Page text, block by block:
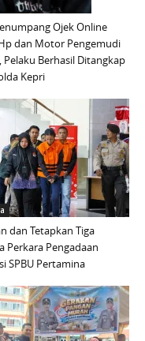
Ojek Online
dan Motor Pengemudi
Pelaku Berhasil Ditangkap
Kepri
dan Tetapkan Tiga
Perkara Pengadaan
SPBU Pertamina